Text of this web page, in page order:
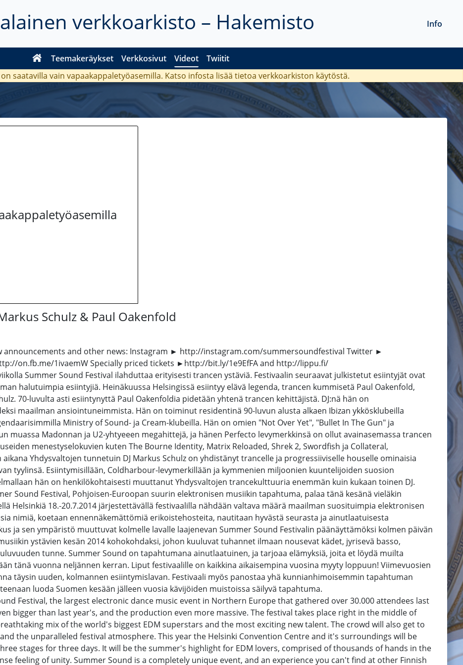
verkkoarkisto – Hakemisto
Teemakeräykset Verkkosivut Videot Twiitit
Info
saatavilla vain vapaakappaletyöasemilla. Katso infosta lisää tietoa verkkoarkiston käytöstä.
Schulz & Paul Oakenfold
announcements and other news: Instagram ► http://instagram.com/summersoundfestival Twitter ►
on.fb.me/1ivaemW Specially priced tickets ►http://bit.ly/1e9EfFA and http://lippu.fi/
Tällä viikolla Summer Sound Festival ilahduttaa erityisesti trancen ystäviä. Festivaalin seuraavat julkistetut esiintyjät ovat
halutuimpia esiintyjiä. Heinäkuussa Helsingissä esiintyy elävä legenda, trancen kummisetä Paul Oakenfold,
70-luvulta asti esiintynyttä Paul Oakenfoldia pidetään yhtenä trancen kehittäjistä. DJ:nä hän on
maailman ansiointuneimmista. Hän on toiminut residentinä 90-luvun alusta alkaen Ibizan ykkösklubeilla
Ministry of Sound- ja Cream-klubeilla. Hän on omien "Not Over Yet", "Bullet In The Gun" ja
muassa Madonnan ja U2-yhtyeeen megahittejä, ja hänen Perfecto levymerkkinsä on ollut avainasemassa trancen
menestyselokuvien kuten The Bourne Identity, Matrix Reloaded, Shrek 2, Swordfish ja Collateral,
Yhdysvaltojen tunnetuin DJ Markus Schulz on yhdistänyt trancelle ja progressiiviselle houselle ominaisia
tyylinsä. Esiintymisillään, Coldharbour-levymerkillään ja kymmenien miljoonien kuuntelijoiden suosion
hän on henkilökohtaisesti muuttanut Yhdysvaltojen trancekulttuuria enemmän kuin kukaan toinen DJ.
Sound Festival, Pohjoisen-Euroopan suurin elektronisen musiikin tapahtuma, palaa tänä kesänä vieläkin
Helsinkiä 18.-20.7.2014 järjestettävällä festivaalilla nähdään valtava määrä maailman suosituimpia elektronisen
nimiä, koetaan ennennäkemättömiä erikoistehosteita, nautitaan hyvästä seurasta ja ainutlaatuisesta
ja sen ympäristö muuttuvat kolmelle lavalle laajenevan Summer Sound Festivalin päänäyttämöksi kolmen päivän
ystävien kesän 2014 kohokohdaksi, johon kuuluvat tuhannet ilmaan nousevat kädet, jyrisevä basso,
tunne. Summer Sound on tapahtumana ainutlaatuinen, ja tarjoaa elämyksiä, joita et löydä muilta
tänä vuonna neljännen kerran. Liput festivaalille on kaikkina aikaisempina vuosina myyty loppuun! Viimevuosien
täysin uuden, kolmannen esiintymislavan. Festivaali myös panostaa yhä kunnianhimoisemmin tapahtuman
luoda Suomen kesään jälleen vuosia kävijöiden muistoissa säilyvä tapahtuma.
Sound Festival, the largest electronic dance music event in Northern Europe that gathered over 30.000 attendees last
bigger than last year's, and the production even more massive. The festival takes place right in the middle of
mix of the world's biggest EDM superstars and the most exciting new talent. The crowd will also get to
the unparalleled festival atmosphere. This year the Helsinki Convention Centre and it's surroundings will be
stages for three days. It will be the summer's highlight for EDM lovers, comprised of thousands of hands in the
feeling of unity. Summer Sound is a completely unique event, and an experience you can't find at other Finnish